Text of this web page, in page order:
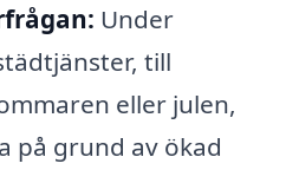
Under
till
eller julen,
på grund av ökad